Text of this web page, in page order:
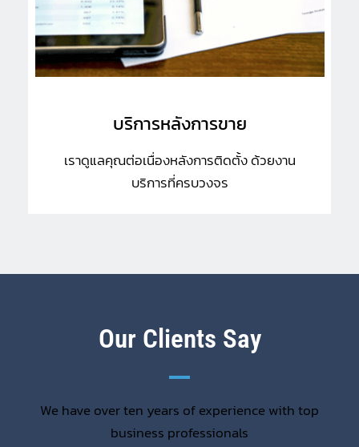
บริการหลังการขาย
เราดูแลคุณต่อเนื่องหลังการติดตั้ง ด้วยงาน
บริการที่ครบวงจร
Our Clients Say
We have over ten years of experience with top
business professionals